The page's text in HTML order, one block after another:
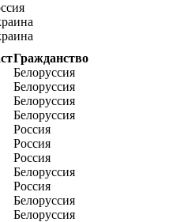
Гражданство
Белоруссия
Белоруссия
Белоруссия
Белоруссия
Россия
Россия
Россия
Белоруссия
Россия
Белоруссия
Белоруссия